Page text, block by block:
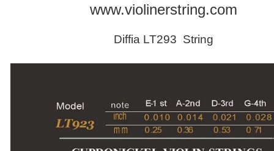
www.violinerstring.com
Diffia LT293 String